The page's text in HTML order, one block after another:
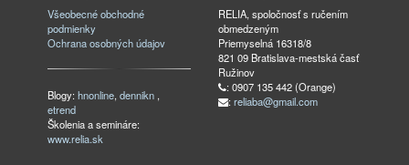
Všeobecné obchodné
podmienky
Ochrana osobných údajov
Blogy:hnonline,dennikn ,
etrend
Školenia a semináre:
www.relia.sk
RELIA, spoločnosť s ručením
obmedzeným
Priemyselná 16318/8
821 09 Bratislava-mestská časť
Ružinov
: 0907 135 442 (Orange)
: reliaba@gmail.com